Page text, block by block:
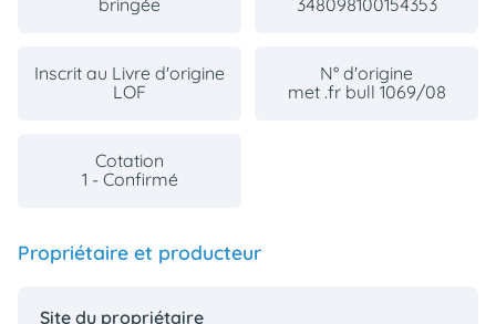
bringée
348098100154353
Inscrit au Livre d'origine
LOF
N° d'origine
met .fr bull 1069/08
Cotation
1 - Confirmé
Propriétaire et producteur
Site du propriétaire